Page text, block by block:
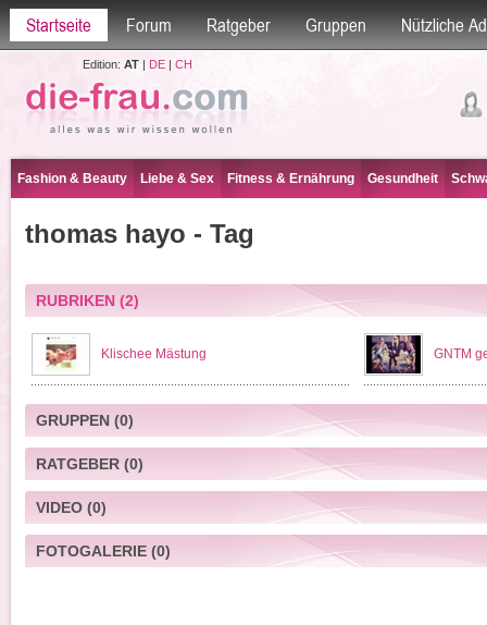
Startseite Forum Ratgeber Gruppen Nützliche
Edition: AT| DE| CH
Fashion & Beauty Liebe & Sex Fitness & Ernährung Gesundheit
thomas hayo - Tag
RUBRIKEN(2)
Klischee Mästung GNTM
GRUPPEN(0)
RATGEBER(0)
VIDEO(0)
FOTOGALERIE(0)